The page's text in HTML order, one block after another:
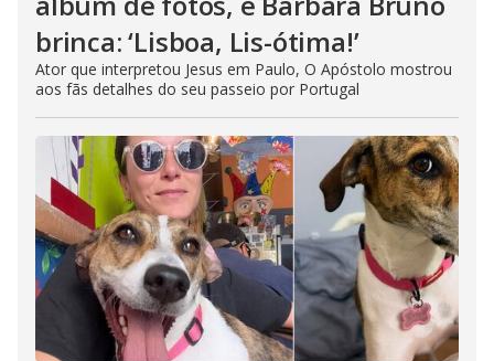
brinca: ‘Lisboa, Lis-ótima!’
Ator que interpretou Jesus em Paulo, O Apóstolo mostrou
aos fãs detalhes do seu passeio por Portugal